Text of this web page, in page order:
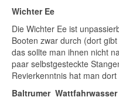
Wichter Ee
Die Wichter Ee ist
Booten zwar durch (dort
das sollte man ihnen nicht
paar selbstgesteckte
Revierkenntnis hat man
Baltrumer Wattfahrwasser